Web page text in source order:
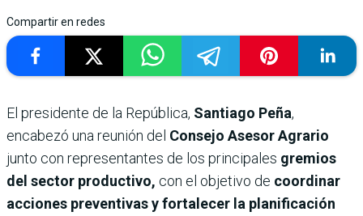
Compartir en redes
El presidente de la República, Santiago Peña,
encabezó una reunión del Consejo Asesor Agrario
junto con representantes de los principales gremios
del sector productivo, con el objetivo de coordinar
acciones preventivas y fortalecer la planificación